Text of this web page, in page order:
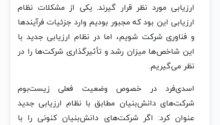
ارزیابی مورد نظر قرار گیرند. یکی از مشکلات نظام
ارزیابی این بود که مجبور بودیم وارد جزئیات فرآیندها
و فناوری شرکت شویم، اما در نظام ارزیابی جدید با
این شاخص‌ها میزان رشد و تأثیرگذاری شرکت‌ها را در
نظر می‌گیریم.
اسدی‌فرد در خصوص وضعیت فعلی زیست‌بوم
شرکت‌های دانش‌بنیان مطابق با نظام ارزیابی جدید
عنوان کرد: اگر شرکت‌های دانش‌بنیان کنونی را با